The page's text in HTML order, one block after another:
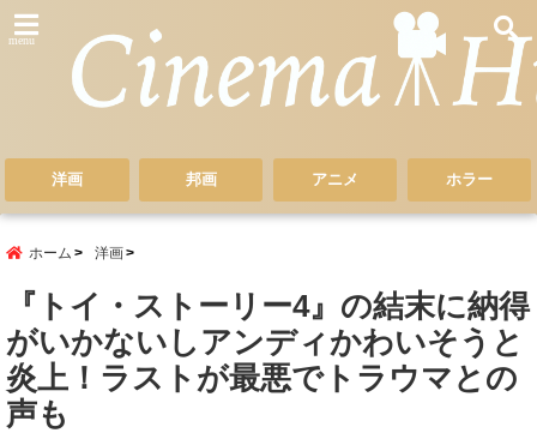
menu
洋画 邦画 アニメ ホラー
ホーム 洋画
『トイ・ストーリー4』の結末に納得
がいかないしアンディかわいそうと
炎上！ラストが最悪でトラウマとの
声も